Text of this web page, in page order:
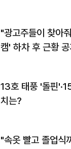
"광고주들이 찾아
캠' 하차 후 근황 공
13호 태풍 '돌핀
치는?
"속옷 빨고 졸업식